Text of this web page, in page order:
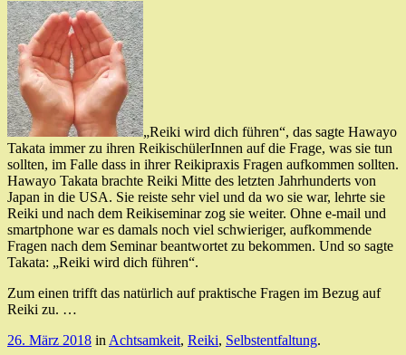
„Reiki wird dich führen“, das sagte Hawayo
Takata immer zu ihren ReikischülerInnen auf die Frage, was sie tun
sollten, im Falle dass in ihrer Reikipraxis Fragen aufkommen sollten.
Hawayo Takata brachte Reiki Mitte des letzten Jahrhunderts von
Japan in die USA. Sie reiste sehr viel und da wo sie war, lehrte sie
Reiki und nach dem Reikiseminar zog sie weiter. Ohne e-mail und
smartphone war es damals noch viel schwieriger, aufkommende
Fragen nach dem Seminar beantwortet zu bekommen. Und so sagte
Takata: „Reiki wird dich führen“.
Zum einen trifft das natürlich auf praktische Fragen im Bezug auf
Reiki zu. …
26. März 2018 in Achtsamkeit, Reiki, Selbstentfaltung.